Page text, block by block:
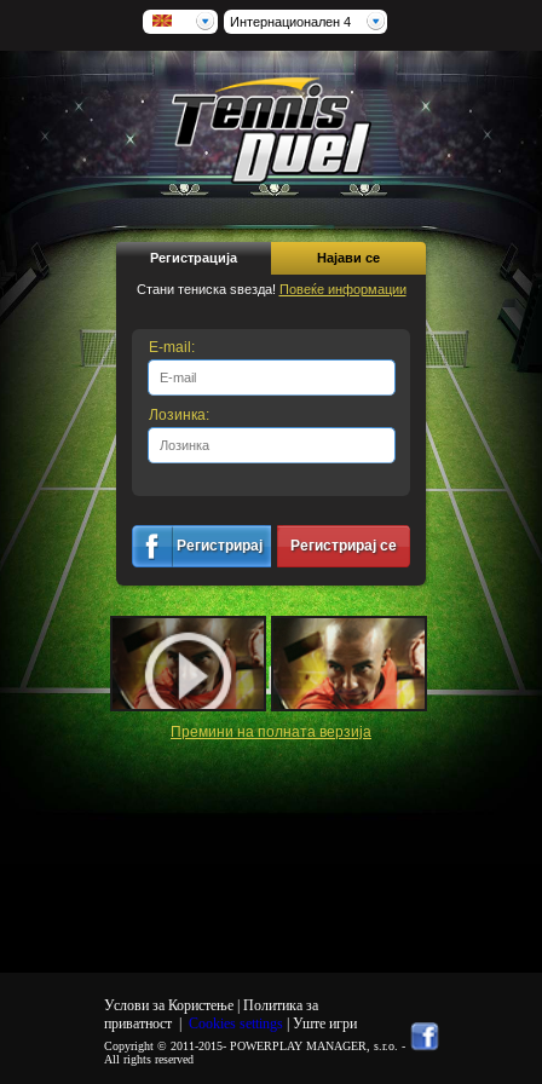
Интернационален 4
Регистрација Најави се
Стани тениска ѕвезда! Повеќе информации
E-mail:
Лозинка:
Регистрирај
се
Регистрирај се
Премини на полната верзија
Услови за Користење | Политика за
приватност| Cookies settings | Уште игри
Copyright © 2011-2015- POWERPLAY MANAGER, s.r.o. -
All rights reserved